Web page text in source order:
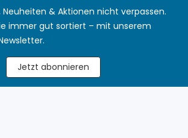
Neuheiten & Aktionen nicht verpassen.
immer gut sortiert – mit unserem
Jetzt abonnieren